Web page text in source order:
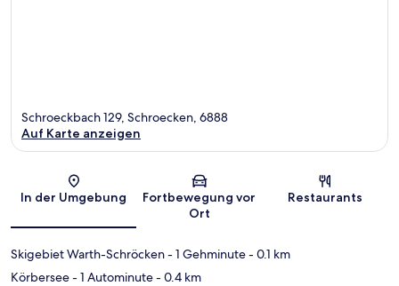
Karte
Schroeckbach 129, Schroecken, 6888
Auf Karte anzeigen
In der Umgebung
Fortbewegung vor
Ort
Restaurants
Skigebiet Warth-Schröcken- 1 Gehminute- 0.1 km
Körbersee- 1 Autominute- 0.4 km